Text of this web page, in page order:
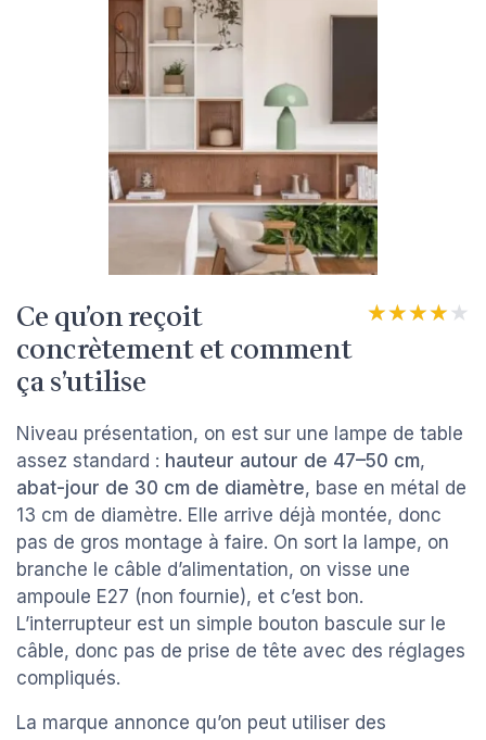
Ce qu’on reçoit
concrètement et comment
ça s’utilise
★★★★★
★★★★★
Niveau présentation, on est sur une lampe de table
assez standard : hauteur autour de 47–50 cm,
abat-jour de 30 cm de diamètre, base en métal de
13 cm de diamètre. Elle arrive déjà montée, donc
pas de gros montage à faire. On sort la lampe, on
branche le câble d’alimentation, on visse une
ampoule E27 (non fournie), et c’est bon.
L’interrupteur est un simple bouton bascule sur le
câble, donc pas de prise de tête avec des réglages
compliqués.
La marque annonce qu’on peut utiliser des